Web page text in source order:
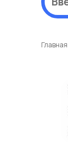
Главная